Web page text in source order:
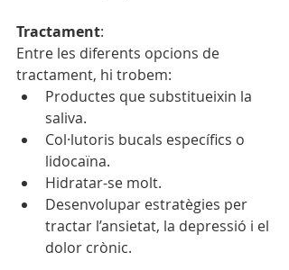
Tractament:
Entre les diferents opcions de
tractament, hi trobem:
Productes que substitueixin la
saliva.
Col·lutoris bucals específics o
lidocaïna.
Hidratar-se molt.
Desenvolupar estratègies per
tractar l’ansietat, la depressió i el
dolor crònic.